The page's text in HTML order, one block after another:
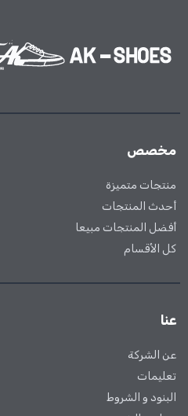
مخصص
منتجات متميزة
أحدث المنتجات
أفضل المنتجات مبيعا
كل الأقسام
عنا
عن الشركة
تعليمات
البنود و الشروط